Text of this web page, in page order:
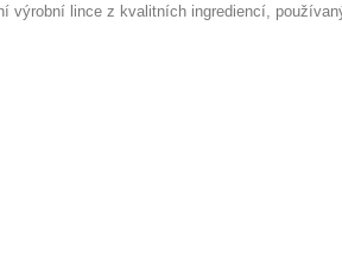
výrobní lince z kvalitních ingrediencí,